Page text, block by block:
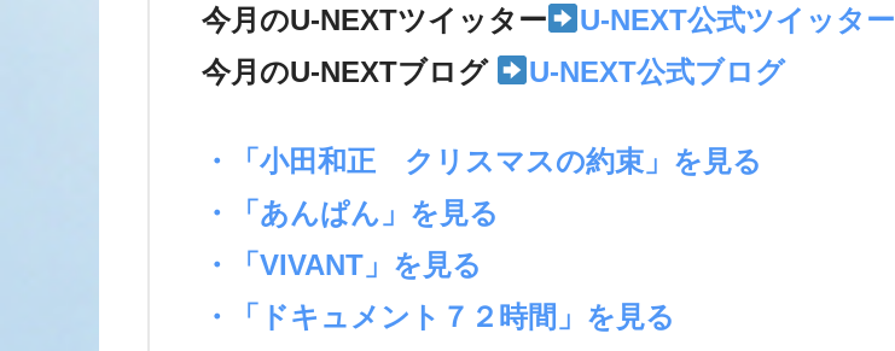
今月のU-NEXTツイッター
U-NEXT公式ツイッター
今月のU-NEXTブログ
U-NEXT公式ブログ
・「小田和正 クリスマスの約束」を見る
・「あんぱん」を見る
・「VIVANT」を見る
・「ドキュメント７２時間」を見る